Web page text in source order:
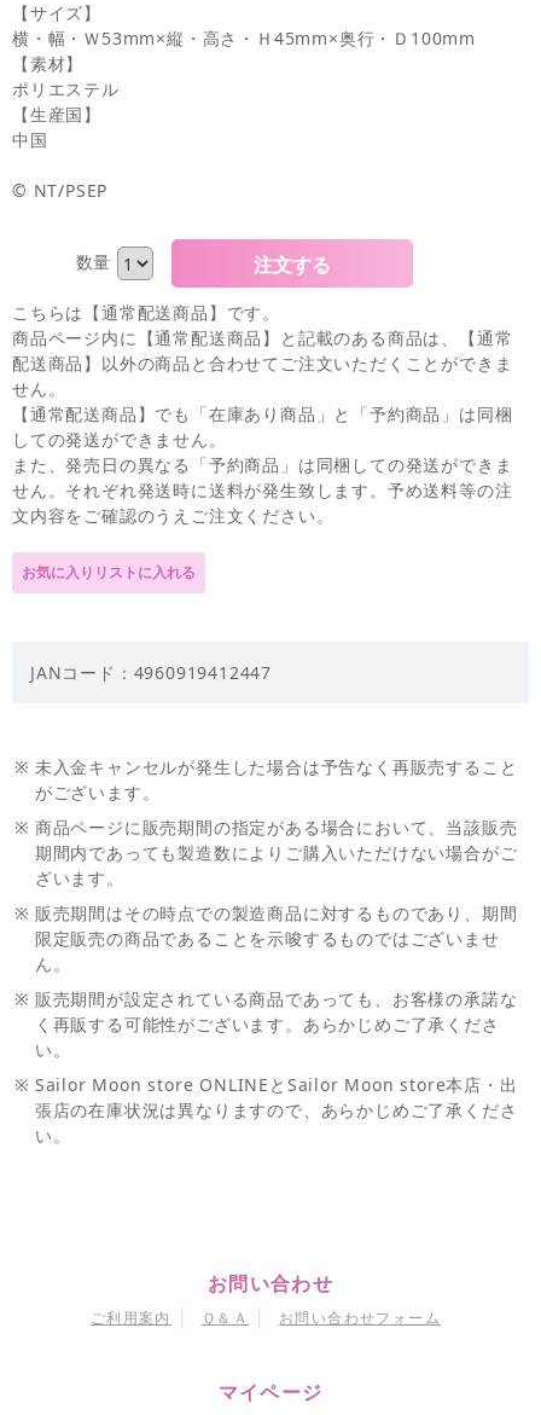
【サイズ】
横・幅・Ｗ53mm×縦・高さ・Ｈ45mm×奥行・Ｄ100mm
【素材】
ポリエステル
【生産国】
中国
© NT/PSEP
数量
こちらは【通常配送商品】です。
商品ページ内に【通常配送商品】と記載のある商品は、【通常
配送商品】以外の商品と合わせてご注文いただくことができま
せん。
【通常配送商品】でも「在庫あり商品」と「予約商品」は同梱
しての発送ができません。
また、発売日の異なる「予約商品」は同梱しての発送ができま
せん。それぞれ発送時に送料が発生致します。予め送料等の注
文内容をご確認のうえご注文ください。
JANコード：4960919412447
※ 未入金キャンセルが発生した場合は予告なく再販売すること
がございます。
※ 商品ページに販売期間の指定がある場合において、当該販売
期間内であっても製造数によりご購入いただけない場合がご
ざいます。
※ 販売期間はその時点での製造商品に対するものであり、期間
限定販売の商品であることを示唆するものではございませ
ん。
※ 販売期間が設定されている商品であっても、お客様の承諾な
く再販する可能性がございます。あらかじめご了承くださ
い。
※ Sailor Moon store ONLINEとSailor Moon store本店・出
張店の在庫状況は異なりますので、あらかじめご了承くださ
い。
お問い合わせ
ご利用案内 Ｑ＆Ａ お問い合わせフォーム
マイページ